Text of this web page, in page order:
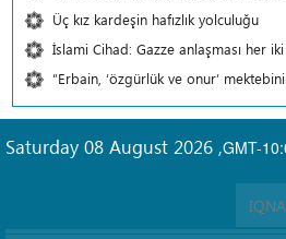
Üç kız kardeşin hafızlık yolculuğu
İslami Cihad: Gazze anlaşması her
“Erbain, ‘özgürlük ve onur’
GMT-
Saturday 08 August 2026 ,